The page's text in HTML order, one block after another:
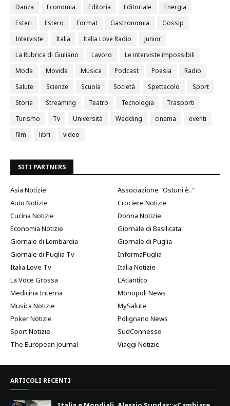
Danza
Economia Editoria Editoriale
Energia
Esteri
Estero Format Gastronomia
Gossip
Interviste
Italia Italia Love Radio
Junior
La Rubrica di Giuliano
Lavoro
Le interviste impossibili
Moda
Movida Musica Podcast Poesia
Radio
Salute
Scienze Scuola Società Spettacolo
Sport
Storia
Streaming Teatro Tecnologia
Trasporti
Turismo
Tv Università Wedding cinema
eventi
film
libri video
SITI PARTNERS
Asia Notizie
Associazione "Ostuni è.."
Auto Notizie
Crociere Notizie
Cucina Notizie
Donna Notizie
Economia Notizie
Giornale di Basilicata
Giornale di Lombardia
Giornale di Puglia
Giornale di Puglia Tv
InformaPuglia
Italia Love Tv
Italia Notizie
La Voce Grossa
L'Atlantico
Medicina Interna
Monopoli News
Musica Notizie
MySalute
Poker Notizie
Polignano News
Sport Notizie
SudConnesso
The European Journal
Viaggi Notizie
ARTICOLI RECENTI